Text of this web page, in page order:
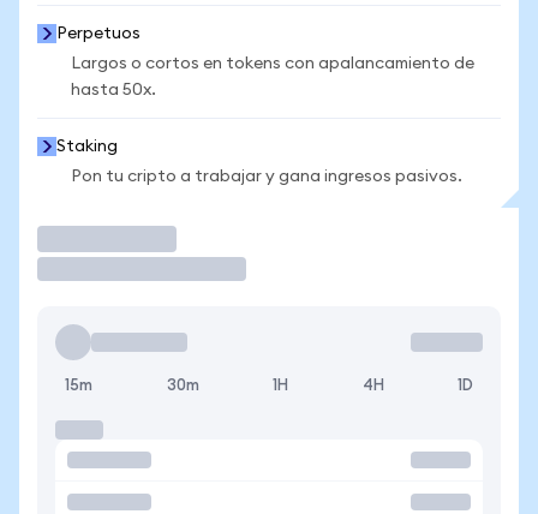
Perpetuos
Largos o cortos en tokens con apalancamiento de
hasta 50x.
Staking
Pon tu cripto a trabajar y gana ingresos pasivos.
15m 30m 1H 4H 1D